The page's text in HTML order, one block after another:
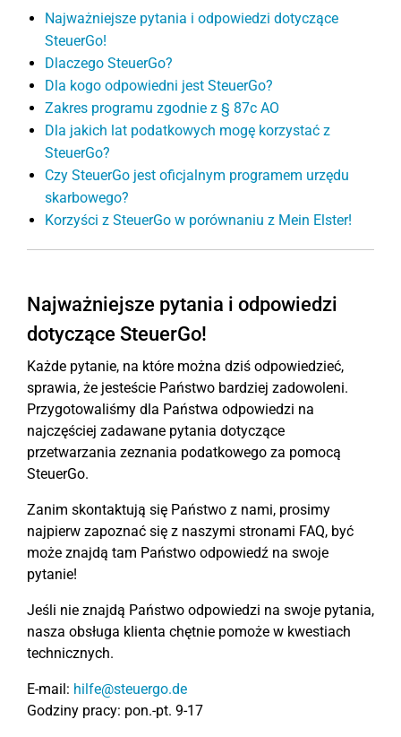
Najważniejsze pytania i odpowiedzi dotyczące
SteuerGo!
Dlaczego SteuerGo?
Dla kogo odpowiedni jest SteuerGo?
Zakres programu zgodnie z § 87c AO
Dla jakich lat podatkowych mogę korzystać z
SteuerGo?
Czy SteuerGo jest oficjalnym programem urzędu
skarbowego?
Korzyści z SteuerGo w porównaniu z Mein Elster!
Najważniejsze pytania i odpowiedzi
dotyczące SteuerGo!
Każde pytanie, na które można dziś odpowiedzieć,
sprawia, że jesteście Państwo bardziej zadowoleni.
Przygotowaliśmy dla Państwa odpowiedzi na
najczęściej zadawane pytania dotyczące
przetwarzania zeznania podatkowego za pomocą
SteuerGo.
Zanim skontaktują się Państwo z nami, prosimy
najpierw zapoznać się z naszymi stronami FAQ, być
może znajdą tam Państwo odpowiedź na swoje
pytanie!
Jeśli nie znajdą Państwo odpowiedzi na swoje pytania,
nasza obsługa klienta chętnie pomoże w kwestiach
technicznych.
E-mail: hilfe@steuergo.de
Godziny pracy: pon.-pt. 9-17